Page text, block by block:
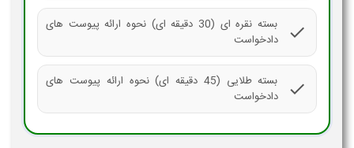
check
بسته نقره ای (30 دقیقه ای) نحوه ارائه پیوست های
دادخواست
check
بسته طلایی (45 دقیقه ای) نحوه ارائه پیوست های
دادخواست